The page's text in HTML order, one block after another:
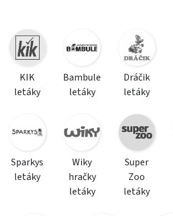
KIK
letáky
Bambule
letáky
Dráčik
letáky
Sparkys
letáky
Wiky
hračky
letáky
Super
Zoo
letáky